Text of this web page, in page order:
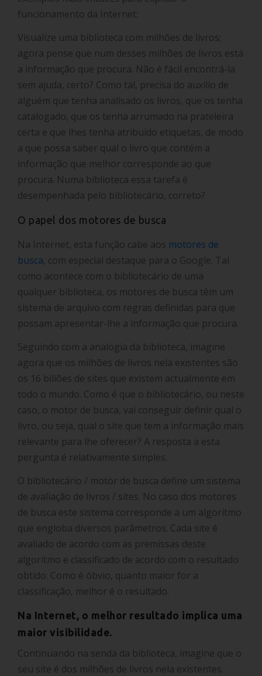
funcionamento da Internet:
Visualize uma biblioteca com milhões de livros;
agora pense que num desses milhões de livros está
a informação que procura. Não é fácil encontrá-la
sem ajuda, certo? Como tal, precisa do auxílio de
alguém que tenha analisado os livros, que os tenha
catalogado, que os tenha arrumado na prateleira
certa e que lhes tenha atribuído etiquetas, de modo
a que possa saber qual o livro que contém a
informação que melhor corresponde ao que
procura. Numa biblioteca essa tarefa é
desempenhada pelo bibliotecário, correto?
O papel dos motores de busca
Na Internet, esta função cabe aos motores de
busca , com especial destaque para o Google. Tal
como acontece com o bibliotecário de uma
qualquer biblioteca, os motores de busca têm um
sistema de arquivo com regras definidas para que
possam apresentar-lhe a informação que procura.
Seguindo com a analogia da biblioteca, imagine
agora que os milhões de livros nela existentes são
os 16 biliões de sites que existem actualmente em
todo o mundo. Como é que o bibliotecário, ou neste
caso, o motor de busca, vai conseguir definir qual o
livro, ou seja, qual o site que tem a informação mais
relevante para lhe oferecer? A resposta a esta
pergunta é relativamente simples.
O bibliotecário / motor de busca define um sistema
de avaliação de livros / sites. No caso dos motores
de busca este sistema corresponde a um algoritmo
que engloba diversos parâmetros. Cada site é
avaliado de acordo com as premissas deste
algoritmo e classificado de acordo com o resultado
obtido. Como é óbvio, quanto maior for a
classificação, melhor é o resultado.
Na Internet, o melhor resultado implica uma
maior visibilidade.
Continuando na senda da biblioteca, imagine que o
seu site é dos milhões de livros nela existentes.